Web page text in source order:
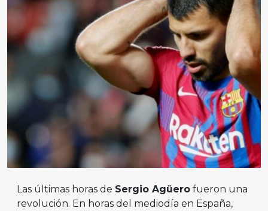
Las últimas horas de Sergio Agüero fueron una
revolución. En horas del mediodía en España,